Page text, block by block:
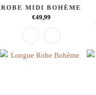
ROBE MIDI BOHÈME
€49,99